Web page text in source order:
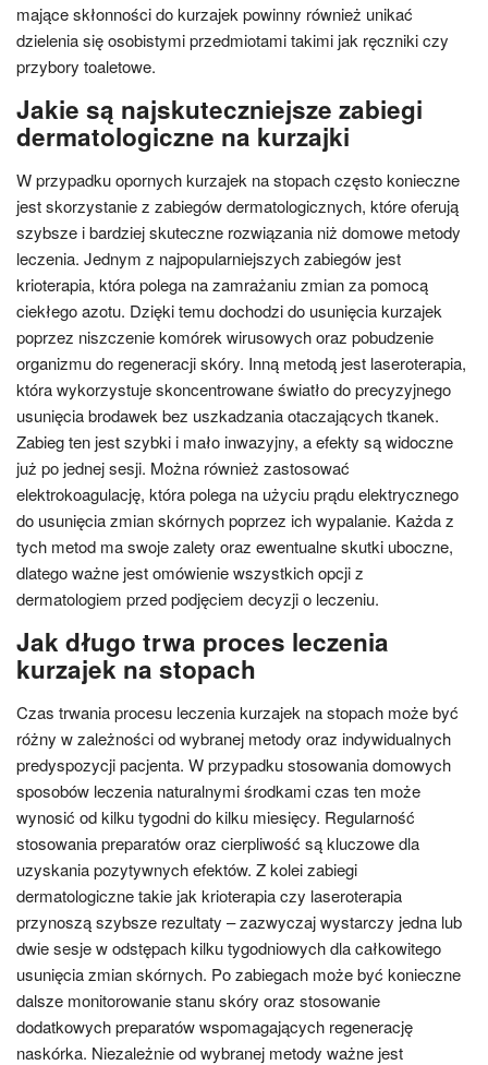
mające skłonności do kurzajek powinny również unikać
dzielenia się osobistymi przedmiotami takimi jak ręczniki czy
przybory toaletowe.
Jakie są najskuteczniejsze zabiegi
dermatologiczne na kurzajki
W przypadku opornych kurzajek na stopach często konieczne
jest skorzystanie z zabiegów dermatologicznych, które oferują
szybsze i bardziej skuteczne rozwiązania niż domowe metody
leczenia. Jednym z najpopularniejszych zabiegów jest
krioterapia, która polega na zamrażaniu zmian za pomocą
ciekłego azotu. Dzięki temu dochodzi do usunięcia kurzajek
poprzez niszczenie komórek wirusowych oraz pobudzenie
organizmu do regeneracji skóry. Inną metodą jest laseroterapia,
która wykorzystuje skoncentrowane światło do precyzyjnego
usunięcia brodawek bez uszkadzania otaczających tkanek.
Zabieg ten jest szybki i mało inwazyjny, a efekty są widoczne
już po jednej sesji. Można również zastosować
elektrokoagulację, która polega na użyciu prądu elektrycznego
do usunięcia zmian skórnych poprzez ich wypalanie. Każda z
tych metod ma swoje zalety oraz ewentualne skutki uboczne,
dlatego ważne jest omówienie wszystkich opcji z
dermatologiem przed podjęciem decyzji o leczeniu.
Jak długo trwa proces leczenia
kurzajek na stopach
Czas trwania procesu leczenia kurzajek na stopach może być
różny w zależności od wybranej metody oraz indywidualnych
predyspozycji pacjenta. W przypadku stosowania domowych
sposobów leczenia naturalnymi środkami czas ten może
wynosić od kilku tygodni do kilku miesięcy. Regularność
stosowania preparatów oraz cierpliwość są kluczowe dla
uzyskania pozytywnych efektów. Z kolei zabiegi
dermatologiczne takie jak krioterapia czy laseroterapia
przynoszą szybsze rezultaty – zazwyczaj wystarczy jedna lub
dwie sesje w odstępach kilku tygodniowych dla całkowitego
usunięcia zmian skórnych. Po zabiegach może być konieczne
dalsze monitorowanie stanu skóry oraz stosowanie
dodatkowych preparatów wspomagających regenerację
naskórka. Niezależnie od wybranej metody ważne jest